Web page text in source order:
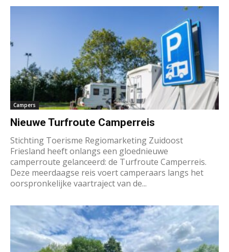
Campers
Nieuwe Turfroute Camperreis
Stichting Toerisme Regiomarketing Zuidoost
Friesland heeft onlangs een gloednieuwe
camperroute gelanceerd: de Turfroute Camperreis.
Deze meerdaagse reis voert camperaars langs het
oorspronkelijke vaartraject van de...